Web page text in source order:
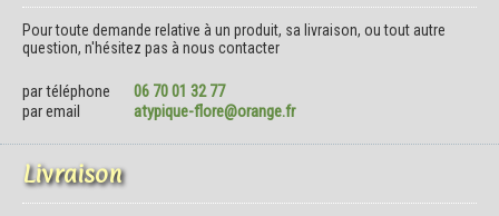
Pour toute demande relative à un produit, sa livraison, ou tout autre
question, n'hésitez pas à nous contacter
par téléphone
06 70 01 32 77
par email
atypique-flore@orange.fr
Livraison